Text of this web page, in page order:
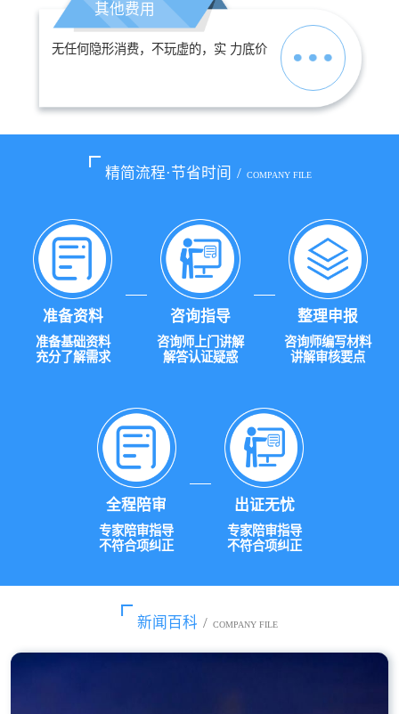
其他费用
无任何隐形消费，不玩虚的，实 力底价
精简流程·节省时间 / COMPANY FILE
准备资料
准备基础资料
充分了解需求
咨询指导
咨询师上门讲解
解答认证疑惑
整理申报
咨询师编写材料
讲解审核要点
全程陪审
专家陪审指导
不符合项纠正
出证无忧
专家陪审指导
不符合项纠正
新闻百科 / COMPANY FILE